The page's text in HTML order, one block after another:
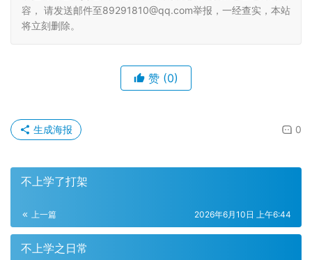
容， 请发送邮件至89291810@qq.com举报，一经查实，本站
将立刻删除。
赞 (0)
0
生成海报
不上学了打架
上一篇 2026年6月10日 上午6:44
不上学之日常